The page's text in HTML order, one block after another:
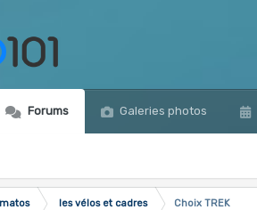
Forums Galeries photos
les vélos et cadres Choix TREK